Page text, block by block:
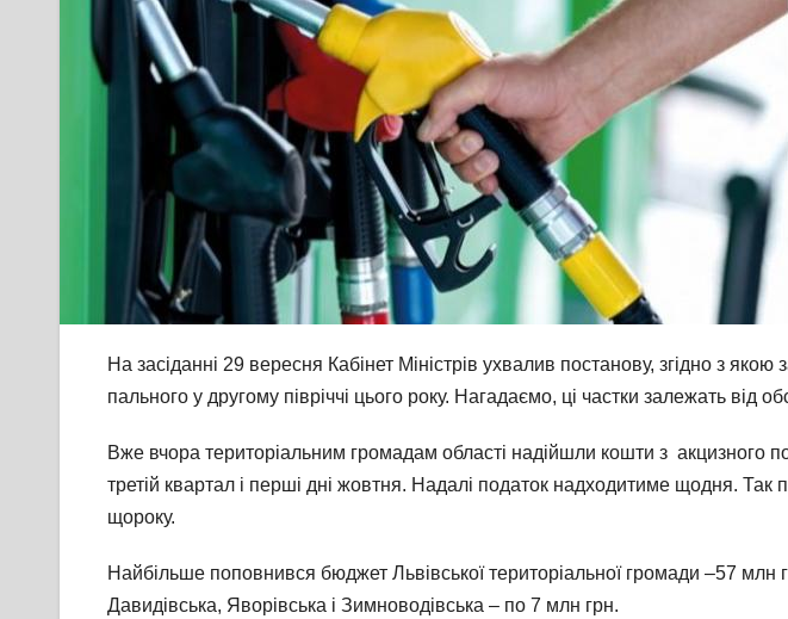
На засіданні 29 вересня Кабінет Міністрів ухвалив постанову, згідно з
пального у другому півріччі цього року. Нагадаємо, ці частки залежать від
Вже вчора територіальним громадам області надійшли кошти з акцизного
третій квартал і перші дні жовтня. Надалі податок надходитиме щодня.
щороку.
Найбільше поповнився бюджет Львівської територіальної громади –57
Давидівська, Яворівська і Зимноводівська – по 7 млн грн.